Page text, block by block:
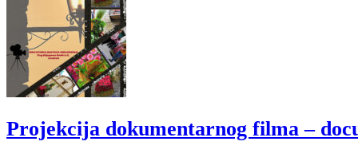
Projekcija dokumentarnog filma –